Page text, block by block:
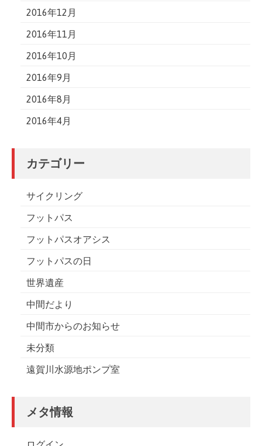
2016年12月
2016年11月
2016年10月
2016年9月
2016年8月
2016年4月
カテゴリー
サイクリング
フットパス
フットパスオアシス
フットパスの日
世界遺産
中間だより
中間市からのお知らせ
未分類
遠賀川水源地ポンプ室
メタ情報